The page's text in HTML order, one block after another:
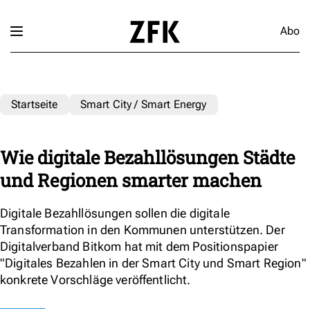
Abo
Startseite Smart City / Smart Energy
Wie digitale Bezahllösungen Städte
und Regionen smarter machen
Digitale Bezahllösungen sollen die digitale
Transformation in den Kommunen unterstützen. Der
Digitalverband Bitkom hat mit dem Positionspapier
"Digitales Bezahlen in der Smart City und Smart Region"
konkrete Vorschläge veröffentlicht.